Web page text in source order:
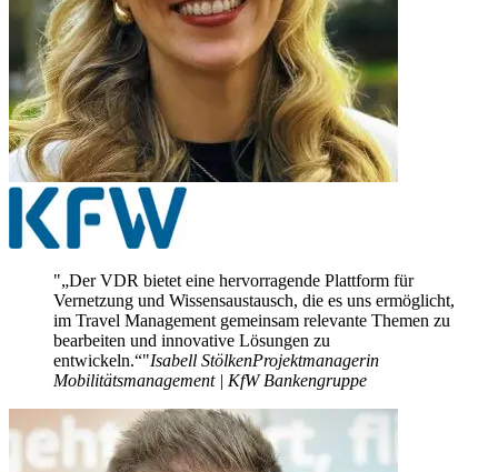
„Der VDR bietet eine hervorragende Plattform für
Vernetzung und Wissensaustausch, die es uns ermöglicht,
im Travel Management gemeinsam relevante Themen zu
bearbeiten und innovative Lösungen zu
entwickeln.“ Isabell StölkenProjektmanagerin
Mobilitätsmanagement | KfW Bankengruppe